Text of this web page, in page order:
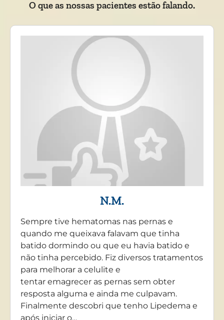
O que as nossas pacientes estão falando.
N.M.
Sempre tive hematomas nas pernas e
quando me queixava falavam que tinha
batido dormindo ou que eu havia batido e
não tinha percebido. Fiz diversos tratamentos
para melhorar a celulite e
tentar emagrecer as pernas sem obter
resposta alguma e ainda me culpavam.
Finalmente descobri que tenho Lipedema e
após iniciar o…